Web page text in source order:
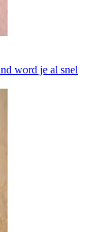
word je al snel